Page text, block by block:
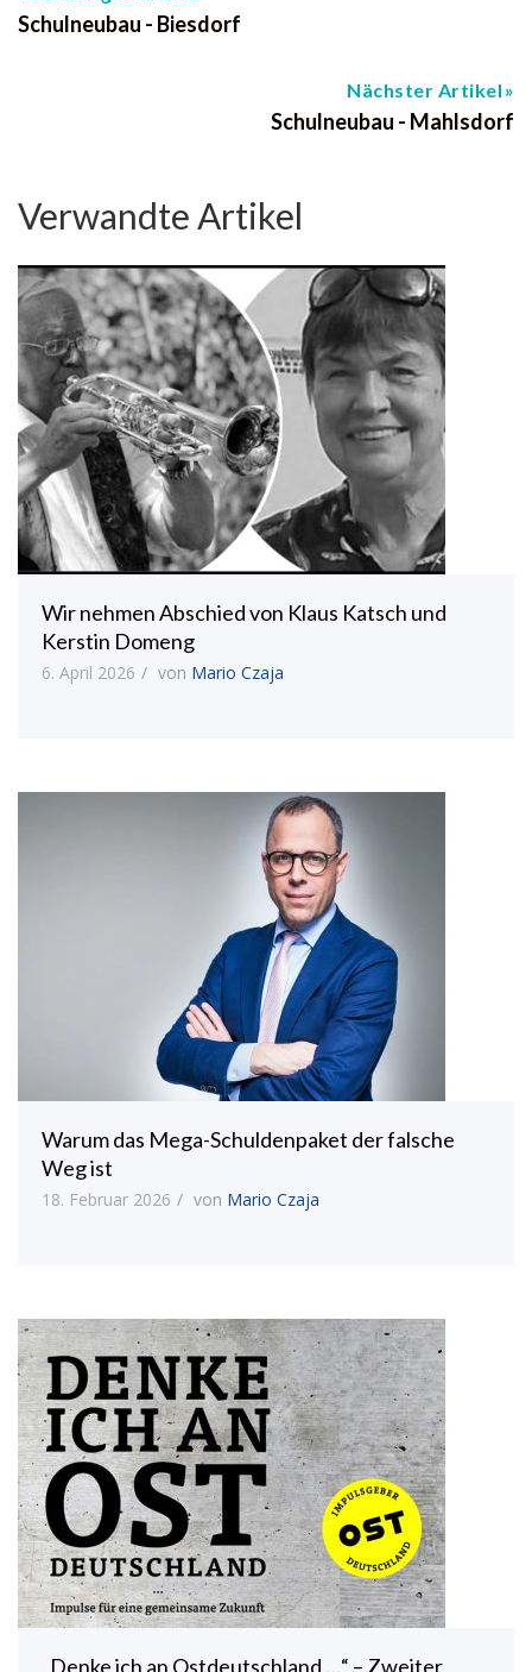
Schulneubau - Biesdorf
Nächster Artikel
Schulneubau - Mahlsdorf
Verwandte Artikel
Wir nehmen Abschied von Klaus Katsch und
Kerstin Domeng
6. April 2026 von Mario Czaja
Warum das Mega-Schuldenpaket der falsche
Weg ist
18. Februar 2026 von Mario Czaja
„Denke ich an Ostdeutschland …“ – Zweiter